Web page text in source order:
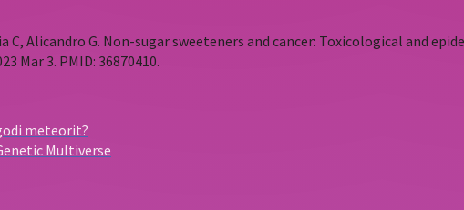
C, Alicandro G. Non-sugar sweeteners and cancer: Toxicological and
Mar 3. PMID: 36870410.
meteorit?
Multiverse